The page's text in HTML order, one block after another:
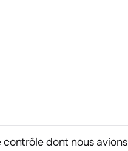
dont nous avions